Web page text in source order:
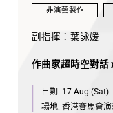
非演藝製作
副指揮：葉詠媛
作曲家超時空對話
這個夏天，有兩
日期: 17 Aug (Sat)
場地: 香港賽馬會